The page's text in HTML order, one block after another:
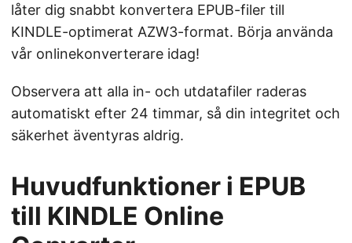
låter dig snabbt konvertera EPUB-filer till
KINDLE-optimerat AZW3-format. Börja använda
vår onlinekonverterare idag!
Observera att alla in- och utdatafiler raderas
automatiskt efter 24 timmar, så din integritet och
säkerhet äventyras aldrig.
Huvudfunktioner i EPUB
till KINDLE Online